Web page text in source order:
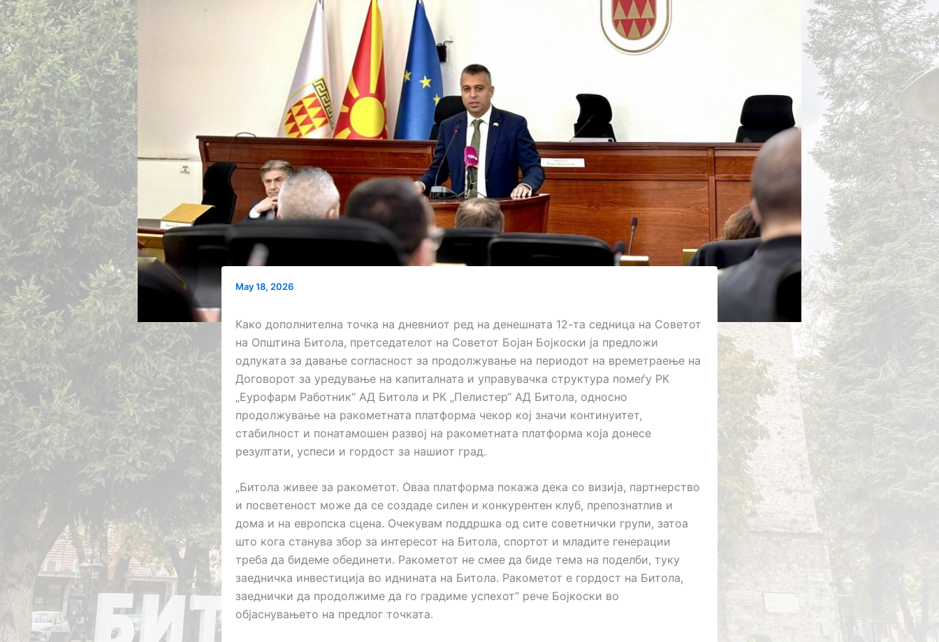
May 18, 2026
Како дополнителна точка на дневниот ред на денешната 12-та седница на Советот
на Општина Битола, претседателот на Советот Бојан Бојкоски ја предложи
одлуката за давање согласност за продолжување на периодот на времетраење на
Договорот за уредување на капиталната и управувачка структура помеѓу РК
„Еурофарм Работник“ АД Битола и РК „Пелистер“ АД Битола, односно
продолжување на ракометната платформа чекор кој значи континуитет,
стабилност и понатамошен развој на ракометната платформа која донесе
резултати, успеси и гордост за нашиот град.
„Битола живее за ракометот. Оваа платформа покажа дека со визија, партнерство
и посветеност може да се создаде силен и конкурентен клуб, препознатлив и
дома и на европска сцена. Очекувам поддршка од сите советнички групи, затоа
што кога станува збор за интересот на Битола, спортот и младите генерации
треба да бидеме обединети. Ракометот не смее да биде тема на поделби, туку
заедничка инвестиција во иднината на Битола. Ракометот е гордост на Битола,
заеднички да продолжиме да го градиме успехот“ рече Бојкоски во
објаснувањето на предлог точката.